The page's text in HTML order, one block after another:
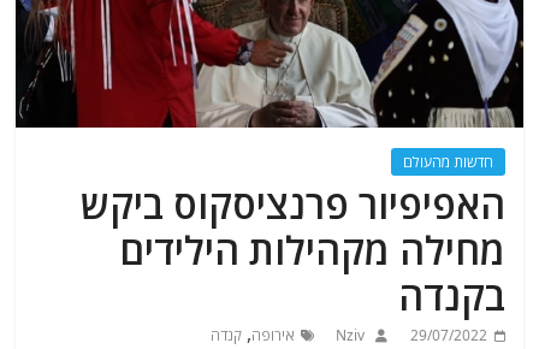
חדשות מהעולם
האפיפיור פרנציסקוס ביקש
מחילה מקהילות הילידים
בקנדה
29/07/2022
Nziv אירופה,קנדה